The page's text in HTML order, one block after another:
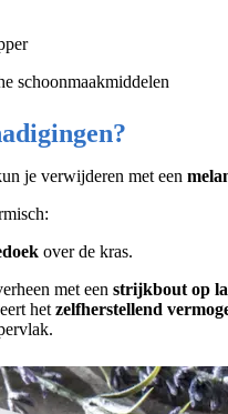
schoonmaakmiddelen
je verwijderen met een
over de kras.
met een strijkbout op
hetzelfherstellend